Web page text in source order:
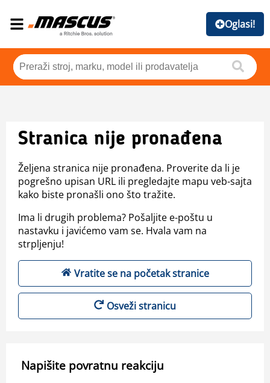
Oglasi!
Stranica nije pronađena
Željena stranica nije pronađena. Proverite da li je
pogrešno upisan URL ili pregledajte mapu veb-sajta
kako biste pronašli ono što tražite.
Ima li drugih problema? Pošaljite e-poštu u
nastavku i javićemo vam se. Hvala vam na
strpljenju!
Vratite se na početak stranice
Osveži stranicu
Napišite povratnu reakciju